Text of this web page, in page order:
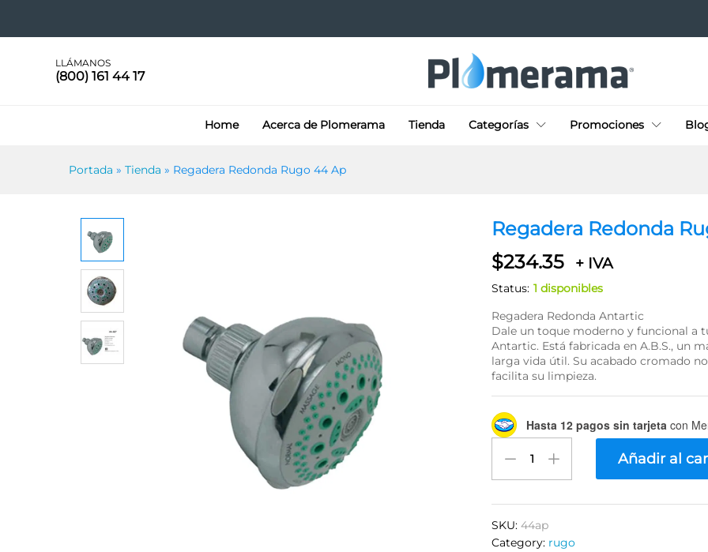
LLÁMANOS
(800) 161 44 17
Home Acerca de Plomerama Tienda Categorías Promociones
Portada » Tienda » Regadera Redonda Rugo 44 Ap
Regadera Redonda
$234.35 + IVA
Status: 1 disponibles
Regadera Redonda Antartic
Dale un toque moderno y funcional a
Antartic. Está fabricada en A.B.S., un
larga vida útil. Su acabado cromado
facilita su limpieza.
Hasta 12 pagos sin tarjeta con
Redonda
Rugo
quantity
Añadir al
SKU:44ap
Category: rugo